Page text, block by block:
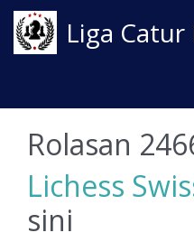
Liga
Rolasan
Lichess
sini